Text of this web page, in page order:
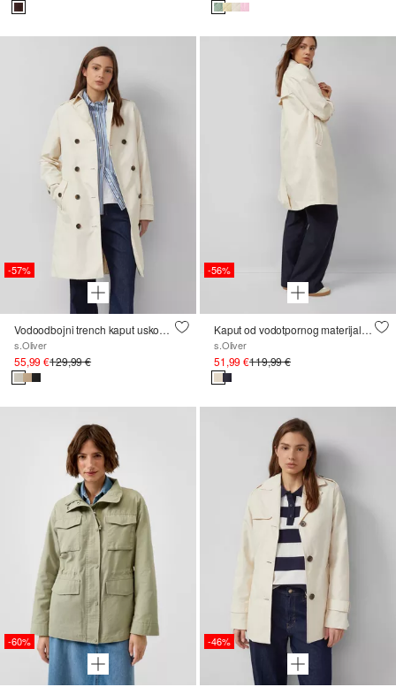
-57%
Vodoodbojni trench kaput uskog kroja
s.Oliver
55,99 €129,99 €
-56%
Kaput od vodotpornog materijala ležernog kroja
s.Oliver
51,99 €119,99 €
-60% -46%